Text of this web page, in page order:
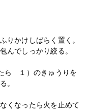
かけしばらく置く。
んでしっかり絞る。
ら １）のきゅうりを
。
くなったら火を止めて